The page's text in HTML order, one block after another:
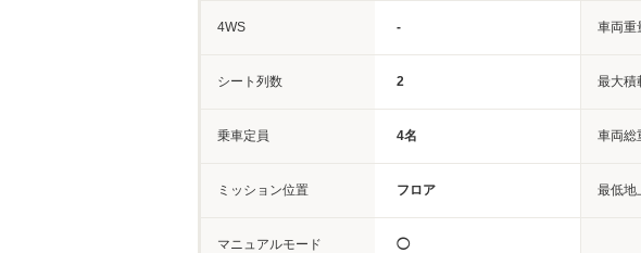
4WS - 車両重
シート列数 2 最大積
乗車定員 4名 車両総
ミッション位置 フロア 最低地
マニュアルモード ◯